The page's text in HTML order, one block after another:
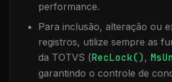
performance.
Para inclusão, alteração ou
registros, utilize sempre as
da TOTVS (RecLock(),
garantindo o controle de